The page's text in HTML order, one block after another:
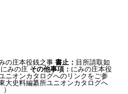
の庄本役銭之事書止： 目所請取如
にみの庄 その他事項： にみの庄本役
ニオンカタログへのリンクをご参
東大史料編纂所ユニオンカタログへ